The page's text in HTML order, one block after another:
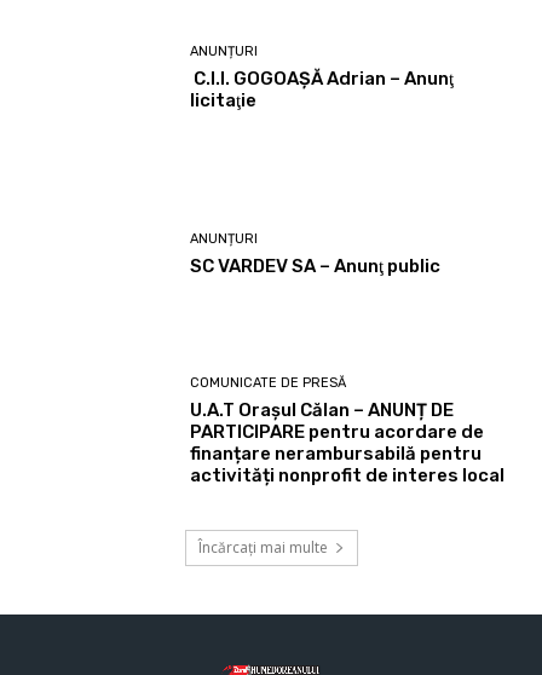
ANUNȚURI
C.I.I. GOGOAŞĂ Adrian – Anunţ
licitaţie
ANUNȚURI
SC VARDEV SA – Anunţ public
COMUNICATE DE PRESĂ
U.A.T Orașul Călan – ANUNȚ DE
PARTICIPARE pentru acordare de
finanțare nerambursabilă pentru
activități nonprofit de interes local
Încărcați mai multe